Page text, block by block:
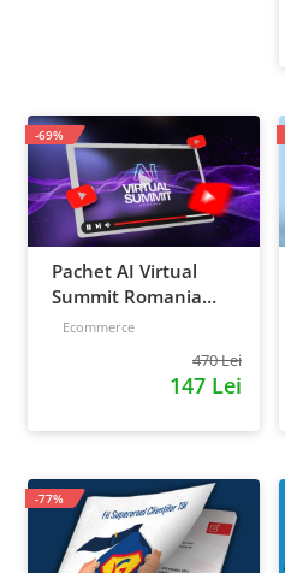
Pachet AI Virtual
Summit Romania
2026: inregistrari +
Ecommerce
470 Lei
147 Lei
-69%
-77%